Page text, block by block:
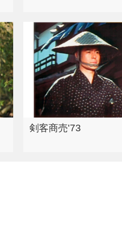
剣客商売'73